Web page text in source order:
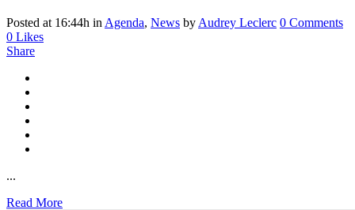
Posted at 16:44h in Agenda, News by Audrey Leclerc 0 Comments
0 Likes
Share
...
Read More